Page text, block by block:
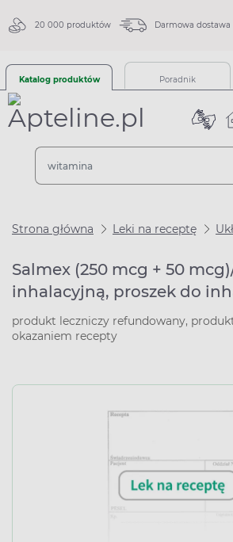
20 000 produktów Darmowa dostawa
Katalog produktów Poradnik
Strona główna Leki na receptę
Salmex (250 mcg + 50
inhalacyjną, proszek do
produkt leczniczy refundowany,
okazaniem recepty